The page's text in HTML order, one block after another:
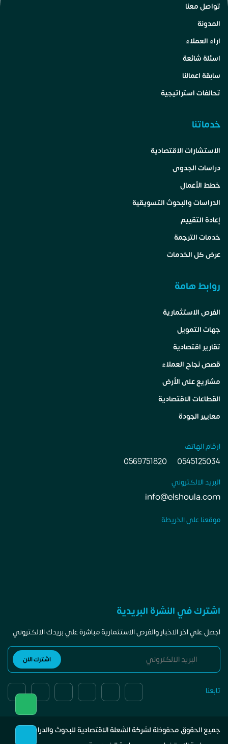
تواصل معنا
المدونة
اراء العملاء
اسئلة شائعة
سابقة اعمالنا
تحالفات استراتيجية
خدماتنا
الاستشارات الاقتصادية
دراسات الجدوى
خطط الأعمال
الدراسات والبحوث التسويقية
إعادة التقييم
خدمات الترجمة
عرض كل الخدمات
روابط هامة
الفرص الاستثمارية
جهات التمويل
تقارير اقتصادية
قصص نجاح العملاء
مشاريع على الأرض
القطاعات الاقتصادية
معايير الجودة
ارقام الهاتف
0545125034
0569751820
البريد الالكتروني
info@elshoula.com
موقعنا علي الخريطة
اشترك في النشرة البريدية
اجصل علي اخر الاخبار والفرص الاستثمارية مباشرة علي بريدك الالكتروني
تابعنا
جميع الحقوق محفوظة لشركة الشعلة الاقتصادية للبحوث والدراسات.